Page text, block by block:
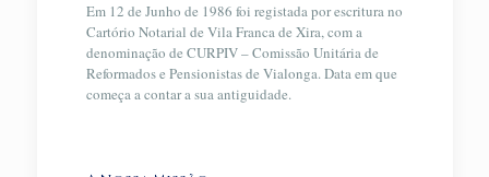
Em 12 de Junho de 1986 foi registada por escritura no
Cartório Notarial de Vila Franca de Xira, com a
denominação de CURPIV – Comissão Unitária de
Reformados e Pensionistas de Vialonga. Data em que
começa a contar a sua antiguidade.